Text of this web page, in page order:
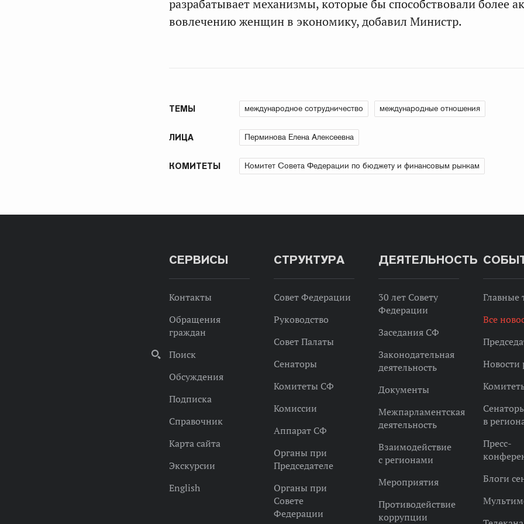
разрабатывает механизмы, которые бы способствовали более
вовлечению женщин в экономику, добавил Министр.
ТЕМЫ международное сотрудничество международные отношения
ЛИЦА Перминова Елена Алексеевна
КОМИТЕТЫ Комитет Совета Федерации по бюджету и финансовым рынкам
СЕРВИСЫ
Контакты
Обращения
граждан
Поиск
Обсуждения
Подписка
Справочник
Карта сайта
Экскурсии
English
СТРУКТУРА
Совет Федерации
Руководство
Совет Палаты
Сенаторы
Комитеты СФ
Комиссии
Аппарат СФ
Органы при
Председателе
Органы при
Совете
Федерации
ДЕЯТЕЛЬНОСТЬ
30 лет Совету
Федерации
Заседания СФ
Законодательная
деятельность
Документы
Межпарламентская
деятельность
Взаимодействие
с регионами
Мероприятия
Противодействие
коррупции
Главные
Все
Новости
в
Пресс-
Блоги